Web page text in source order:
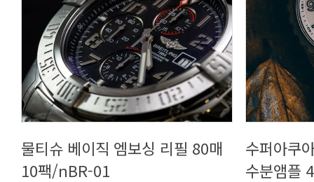
10팩/nBR-01
수분앰플